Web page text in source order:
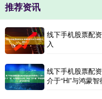
推荐资讯
线下手机股票配
入
线下手机股票配
介于“Hi”与鸿蒙